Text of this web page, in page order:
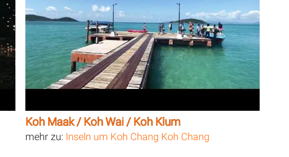
Koh Maak / Koh Wai / Koh Klum
mehr zu: Inseln um Koh Chang Koh Chang